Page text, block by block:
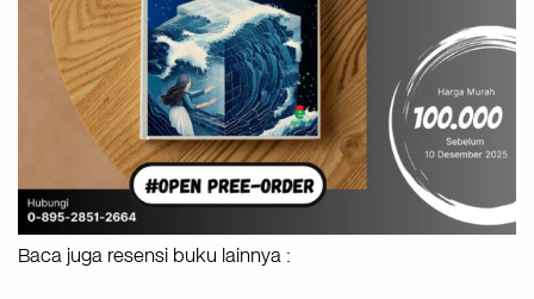
Baca juga resensi buku lainnya :